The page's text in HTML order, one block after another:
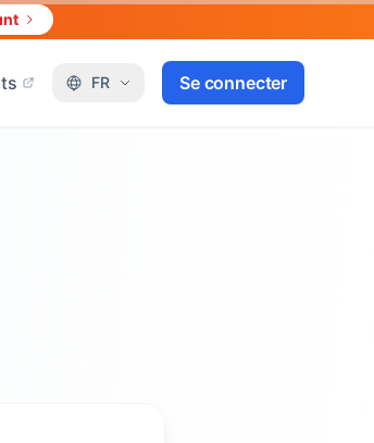
FR Se connecter